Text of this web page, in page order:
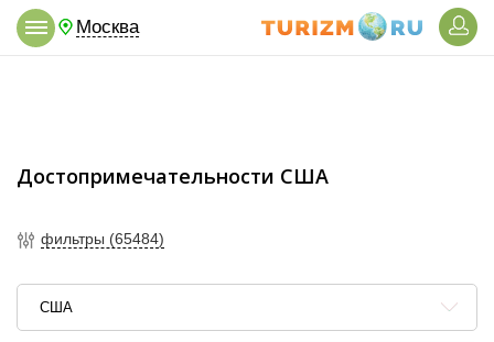
Москва
Достопримечательности США
фильтры (65484)
США